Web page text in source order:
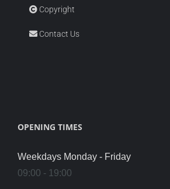
Copyright
Contact Us
OPENING TIMES
Weekdays Monday - Friday
09:00 - 19:00